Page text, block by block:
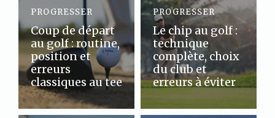
PROGRESSER
Coup de départ
au golf : routine,
position et
erreurs
classiques au tee
PROGRESSER
Le chip au golf :
technique
complète, choix
du club et
erreurs à éviter